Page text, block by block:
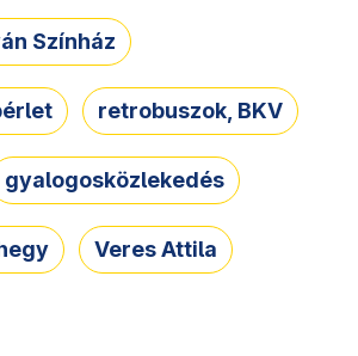
Színház
retrobuszok, BKV
gyalogosközlekedés
Veres Attila